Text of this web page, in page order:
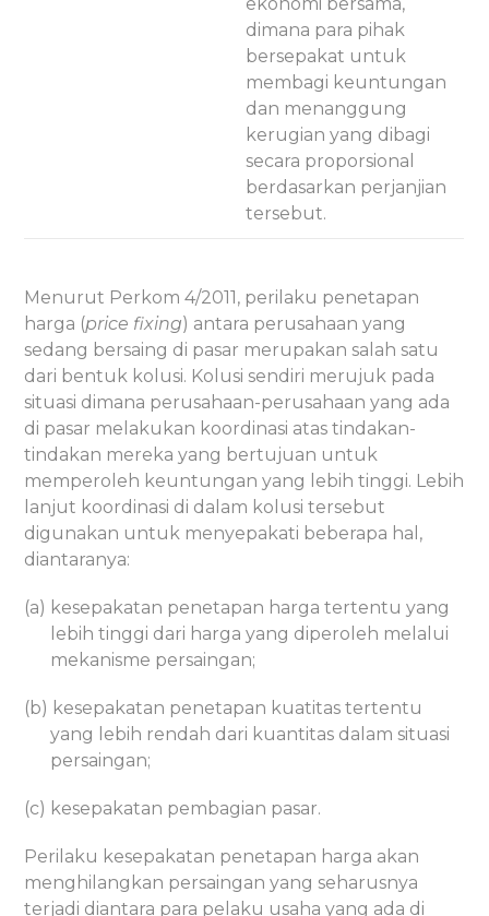
dimana para pihak
bersepakat untuk
membagi keuntungan
dan menanggung
kerugian yang dibagi
secara proporsional
berdasarkan perjanjian
tersebut.
Menurut Perkom 4/2011, perilaku penetapan
harga (price fixing) antara perusahaan yang
sedang bersaing di pasar merupakan salah satu
dari bentuk kolusi. Kolusi sendiri merujuk pada
situasi dimana perusahaan-perusahaan yang ada
di pasar melakukan koordinasi atas tindakan-
tindakan mereka yang bertujuan untuk
memperoleh keuntungan yang lebih tinggi. Lebih
lanjut koordinasi di dalam kolusi tersebut
digunakan untuk menyepakati beberapa hal,
diantaranya:
(a) kesepakatan penetapan harga tertentu yang
lebih tinggi dari harga yang diperoleh melalui
mekanisme persaingan;
(b) kesepakatan penetapan kuatitas tertentu
yang lebih rendah dari kuantitas dalam situasi
persaingan;
(c) kesepakatan pembagian pasar.
Perilaku kesepakatan penetapan harga akan
menghilangkan persaingan yang seharusnya
terjadi diantara para pelaku usaha yang ada di